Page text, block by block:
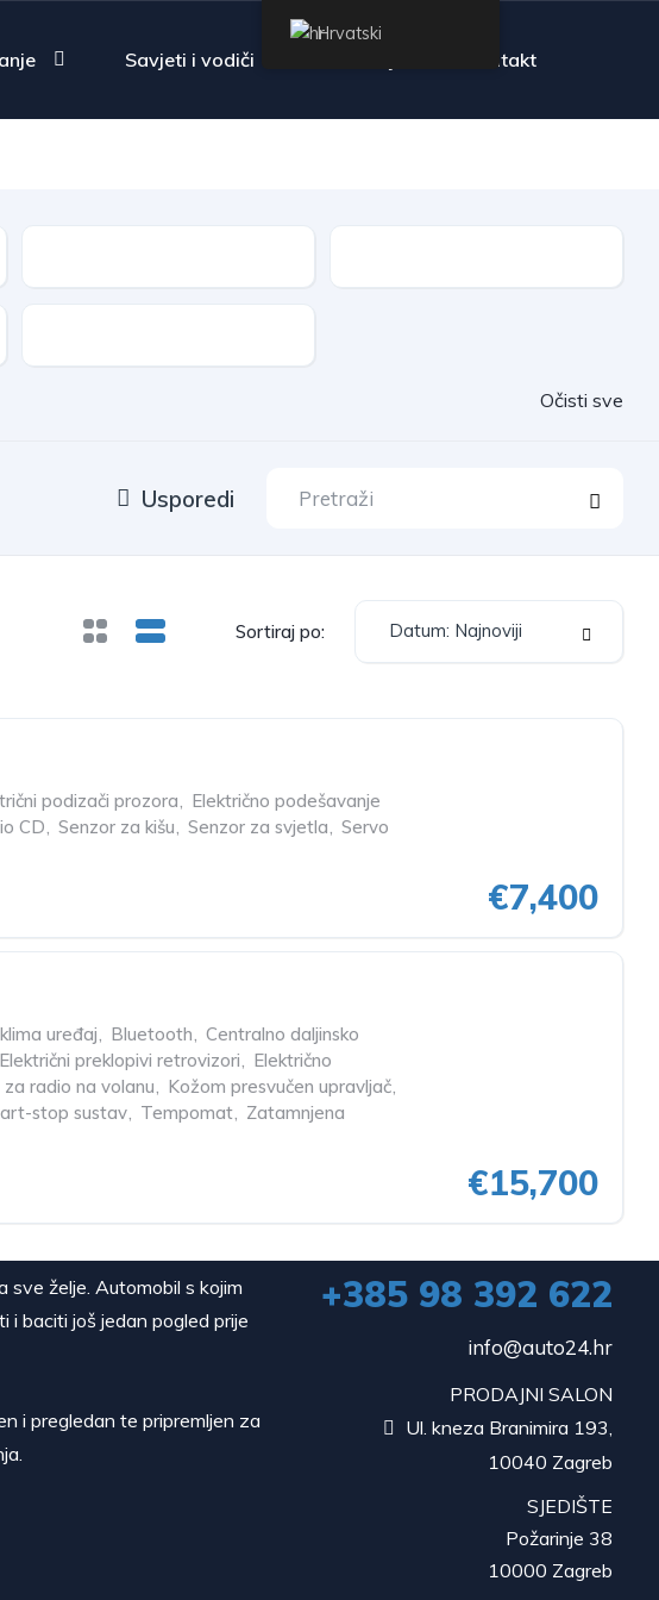
Savjeti i vodiči Kontakt
Očisti sve
Usporedi
Sortiraj po: Datum: Najnoviji
podizači prozora, Električno podešavanje
CD, Senzor za kišu, Senzor za svjetla, Servo
€7,400
uređaj, Bluetooth, Centralno daljinsko
Električni preklopivi retrovizori, Električno
radio na volanu, Kožom presvučen upravljač,
stop sustav, Tempomat, Zatamnjena
€15,700
sve želje. Automobil s kojim
i baciti još jedan pogled prije
i pregledan te pripremljen za
+385 98 392 622
info@auto24.hr
PRODAJNI SALON
Ul. kneza Branimira 193,
10040 Zagreb
SJEDIŠTE
Požarinje 38
10000 Zagreb
Hrvatski